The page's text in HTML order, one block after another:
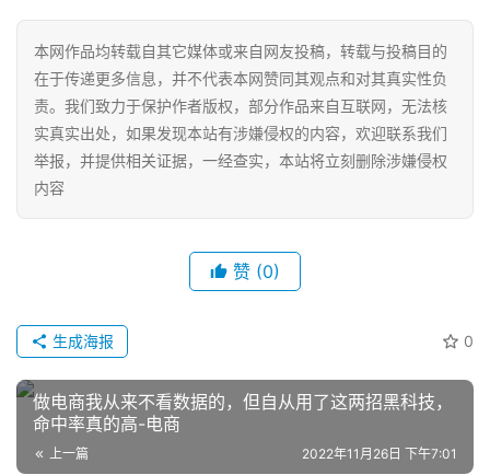
网
店
运
营
本网作品均转载自其它媒体或来自网友投稿，转载与投稿目的
在于传递更多信息，并不代表本网赞同其观点和对其真实性负
责。我们致力于保护作者版权，部分作品来自互联网，无法核
实真实出处，如果发现本站有涉嫌侵权的内容，欢迎联系我们
举报，并提供相关证据，一经查实，本站将立刻删除涉嫌侵权
内容
赞 (0)
0
生成海报
做电商我从来不看数据的，但自从用了这两招黑科技，
命中率真的高-电商
上一篇 2022年11月26日 下午7:01